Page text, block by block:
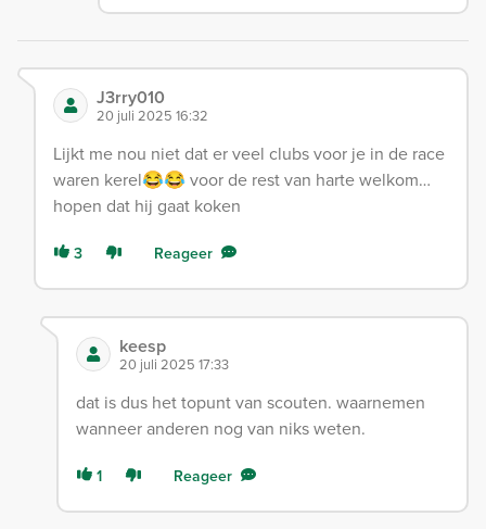
J3rry010
20 juli 2025 16:32
Lijkt me nou niet dat er veel clubs voor je in de race
waren kerel😂😂 voor de rest van harte welkom…
hopen dat hij gaat koken
3 Reageer
keesp
20 juli 2025 17:33
dat is dus het topunt van scouten. waarnemen
wanneer anderen nog van niks weten.
1 Reageer